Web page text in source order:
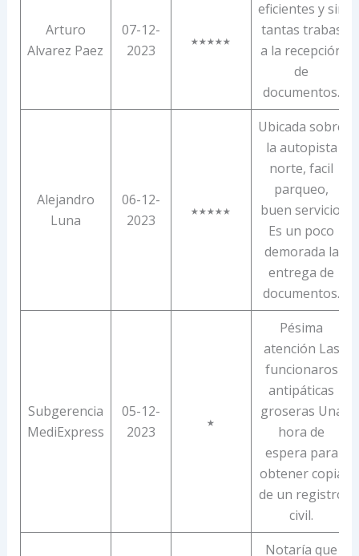
Arturo
Alvarez Paez
07-12-
2023
★★★★★
eficientes y sin
tantas trabas
a la recepción
de
documentos.
Alejandro
Luna
06-12-
2023
★★★★★
Ubicada sobre
la autopista
norte, facil
parqueo,
buen servicio.
Es un poco
demorada la
entrega de
documentos.
Subgerencia
MediExpress
05-12-
2023
★
Pésima
atención Las
funcionaros
antipáticas
groseras Una
hora de
espera para
obtener copia
de un registro
civil.
Notaría que